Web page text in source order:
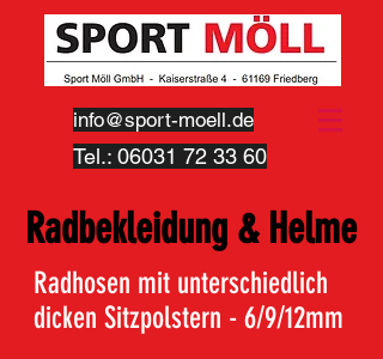
info@sport-moell.de
Tel.: 06031 72 33 60
Radbekleidung & Helme
Radhosen mit unterschiedlich
dicken Sitzpolstern - 6/9/12mm